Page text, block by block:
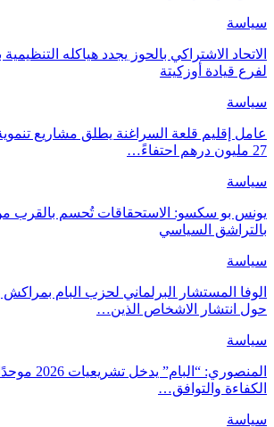
سياسة
الاتحاد الاشتراكي بالحوز يجدد هياكله
لفرع قيادة أوزكيتة
سياسة
عامل إقليم قلعة السراغنة يطلق مشاريع
27 مليون درهم احتفاءً…
سياسة
يونس بو سكسو: الاستحقاقات تُحسم بالقرب من
بالتراشق السياسي
سياسة
الوفا المستشار البرلماني لحزب البام
حول انتشار الاشخاص الذين…
سياسة
المنصوري:
الكفاءة والتوافق…
سياسة